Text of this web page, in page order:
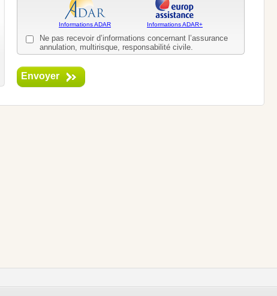
Informations ADAR Informations ADAR+
Ne pas recevoir d’informations concernant l’assurance
annulation, multirisque, responsabilité civile.
Envoyer